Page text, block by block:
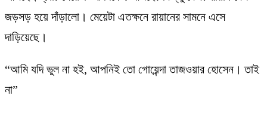
জড়সড় হয়ে দাঁড়ালো। মেয়েটা এতক্ষনে রায়ানের সামনে এসে
দাড়িয়েছে।
“আমি যদি ভুল না হই, আপনিই তো গোয়েন্দা তাজওয়ার হোসেন। তাই
না”